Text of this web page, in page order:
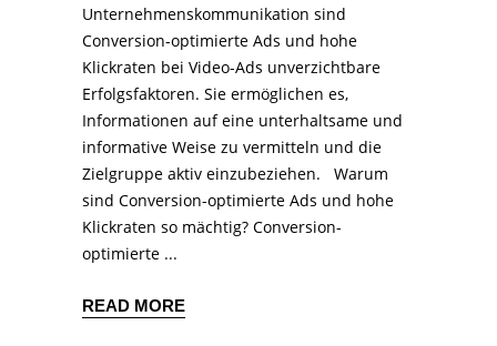
Unternehmenskommunikation sind
Conversion-optimierte Ads und hohe
Klickraten bei Video-Ads unverzichtbare
Erfolgsfaktoren. Sie ermöglichen es,
Informationen auf eine unterhaltsame und
informative Weise zu vermitteln und die
Zielgruppe aktiv einzubeziehen. Warum
sind Conversion-optimierte Ads und hohe
Klickraten so mächtig? Conversion-
optimierte
READ MORE